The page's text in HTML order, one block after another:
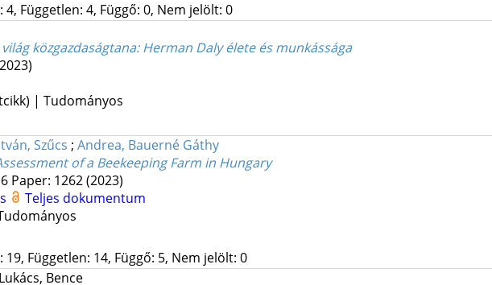
Független: 4, Függő: 0, Nem jelölt: 0
közgazdaságtana: Herman Daly élete és munkássága
| Tudományos
Szűcs ; Andrea, Bauerné Gáthy
of a Beekeeping Farm in Hungary
6 Paper: 1262(2023)
Teljes dokumentum
Független: 14, Függő: 5, Nem jelölt: 0
Lukács, Bence